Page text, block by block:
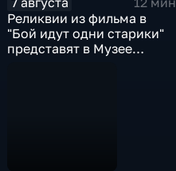
Реликвии из фильма в
"Бой идут одни старики"
представят в Музее